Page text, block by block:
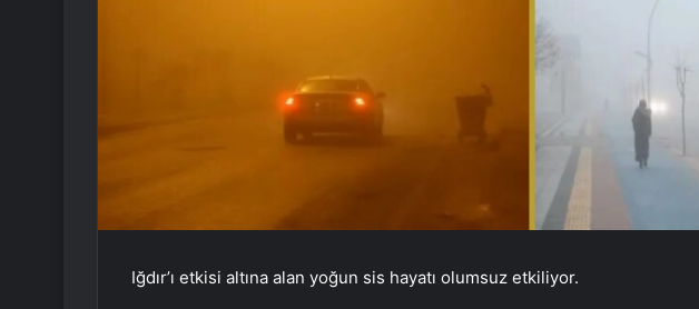
Iğdır’ı etkisi altına alan yoğun sis hayatı olumsuz etkiliyor.